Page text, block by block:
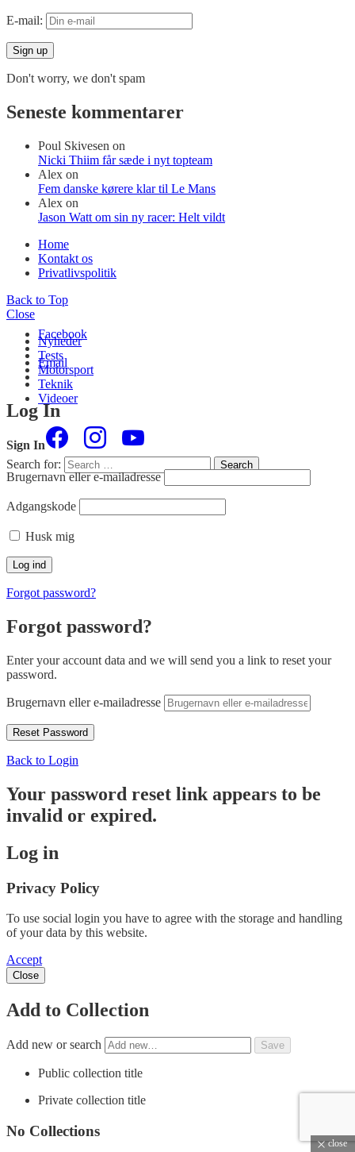
E-mail:
Don't worry, we don't spam
Seneste kommentarer
Poul Skivesen on
Nicki Thiim får sæde i nyt topteam
Alex on
Fem danske kørere klar til Le Mans
Alex on
Jason Watt om sin ny racer: Helt vildt
Home
Kontakt os
Privatlivspolitik
Back to Top
Close
Nyheder
Tests
Motorsport
Teknik
Videoer
Search for: Search
Facebook
Email
close
Log In
Sign In
Brugernavn eller e-mailadresse
Adgangskode
Husk mig
Forgot password?
Forgot password?
Enter your account data and we will send you a link to reset your
password.
Brugernavn eller e-mailadresse
Back to Login
Your password reset link appears to be
invalid or expired.
Log in
Privacy Policy
To use social login you have to agree with the storage and handling
of your data by this website.
Accept
Close
Add to Collection
Add new or search
Public collection title
Private collection title
No Collections